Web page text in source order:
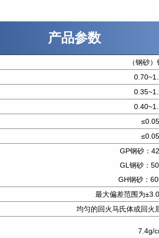
产品参数
（钢砂
GP钢砂：
GL钢砂：
GH钢砂：
最大偏差范围为
均匀的回火马氏体或回火
7.4g/